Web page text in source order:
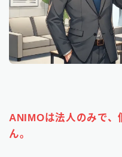
ANIMOは法人のみで、
ん。